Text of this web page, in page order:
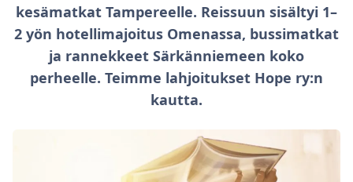
kesämatkat Tampereelle. Reissuun sisältyi 1–
2 yön hotellimajoitus Omenassa, bussimatkat
ja rannekkeet Särkänniemeen koko
perheelle. Teimme lahjoitukset Hope ry:n
kautta.